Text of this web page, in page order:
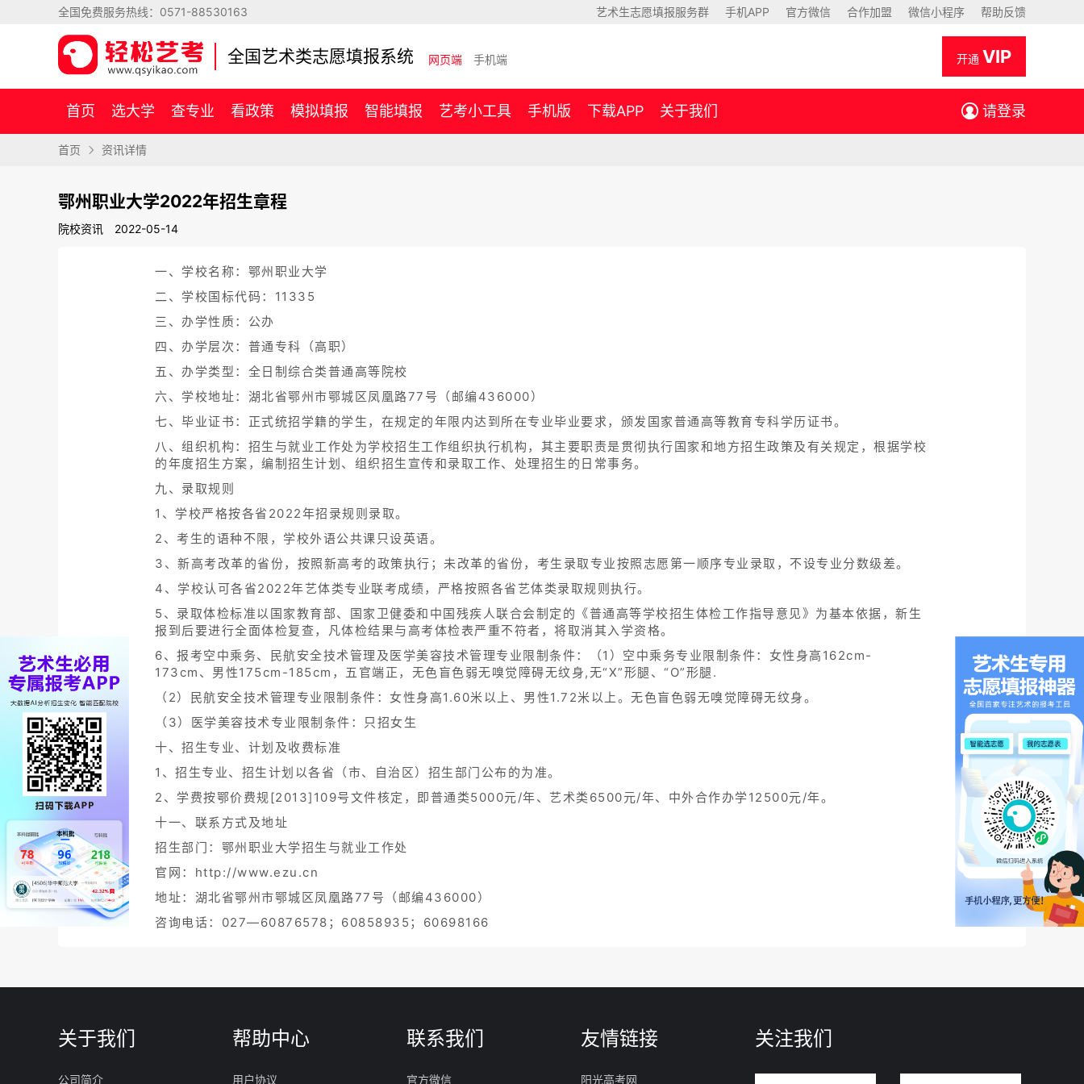
全国免费服务热线： 0571-88530163 艺术生志愿填报服务群 手机APP 官方微信 合作加盟 微信小程序 帮助反馈
全国艺术类志愿填报系统 网页端 手机端 开通 VIP
首页 选大学 查专业 看政策 模拟填报 智能填报 艺考小工具 手机版 下载APP 关于我们 请登录
首页 资讯详情
鄂州职业大学2022年招生章程
院校资讯 2022-05-14
一、学校名称：鄂州职业大学
二、学校国标代码：11335
三、办学性质：公办
四、办学层次：普通专科（高职）
五、办学类型：全日制综合类普通高等院校
六、学校地址：湖北省鄂州市鄂城区凤凰路77号（邮编436000）
七、毕业证书：正式统招学籍的学生，在规定的年限内达到所在专业毕业要求，颁发国家普通高等教育专科学历证书。
八、组织机构：招生与就业工作处为学校招生工作组织执行机构，其主要职责是贯彻执行国家和地方招生政策及有关规定，根据学校
的年度招生方案，编制招生计划、组织招生宣传和录取工作、处理招生的日常事务。
九、录取规则
1、学校严格按各省2022年招录规则录取。
2、考生的语种不限，学校外语公共课只设英语。
3、新高考改革的省份，按照新高考的政策执行；未改革的省份，考生录取专业按照志愿第一顺序专业录取，不设专业分数级差。
4、学校认可各省2022年艺体类专业联考成绩，严格按照各省艺体类录取规则执行。
5、录取体检标准以国家教育部、国家卫健委和中国残疾人联合会制定的《普通高等学校招生体检工作指导意见》为基本依据，新生
报到后要进行全面体检复查，凡体检结果与高考体检表严重不符者，将取消其入学资格。
6、报考空中乘务、民航安全技术管理及医学美容技术管理专业限制条件：（1）空中乘务专业限制条件：女性身高162cm-
173cm、男性175cm-185cm，五官端正，无色盲色弱无嗅觉障碍无纹身,无“X”形腿、“O”形腿.
（2）民航安全技术管理专业限制条件：女性身高1.60米以上、男性1.72米以上。无色盲色弱无嗅觉障碍无纹身。
（3）医学美容技术专业限制条件：只招女生
十、招生专业、计划及收费标准
1、招生专业、招生计划以各省（市、自治区）招生部门公布的为准。
2、学费按鄂价费规[2013]109号文件核定，即普通类5000元/年、艺术类6500元/年、中外合作办学12500元/年。
十一、联系方式及地址
招生部门：鄂州职业大学招生与就业工作处
官网：http://www.ezu.cn
地址：湖北省鄂州市鄂城区凤凰路77号（邮编436000）
咨询电话：027—60876578；60858935；60698166
关于我们
公司简介
帮助中心
用户协议
联系我们
官方微信
友情链接
阳光高考网
关注我们